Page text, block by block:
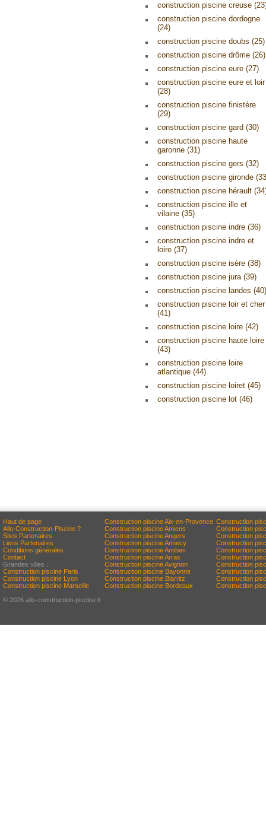
construction piscine creuse
construction piscine dordogne
(24)
construction piscine doubs (25)
construction piscine drôme (26)
construction piscine eure (27)
construction piscine eure et loir
(28)
construction piscine finistère
(29)
construction piscine gard (30)
construction piscine haute
garonne (31)
construction piscine gers (32)
construction piscine gironde
construction piscine hérault
construction piscine ille et
vilaine (35)
construction piscine indre (36)
construction piscine indre et
loire (37)
construction piscine isère (38)
construction piscine jura (39)
construction piscine landes (40)
construction piscine loir et cher
(41)
construction piscine loire (42)
construction piscine haute loire
(43)
construction piscine loire
atlantique (44)
construction piscine loiret (45)
construction piscine lot (46)
Haut de page
Allo-Construction-Piscine ?
Sites Partenaires
Liens Partenaires
Conditions générales
Contact
Grandes villes :
Construction piscine Paris
Construction piscine Lyon
Construction piscine Marseille
© 2026 allo-construction-piscine.fr
Construction piscine Aix-en-Provence
Construction piscine Amiens
Construction piscine Angers
Construction piscine Annecy
Construction piscine Antibes
Construction piscine Arras
Construction piscine Avignon
Construction piscine Bayonne
Construction piscine Biarritz
Construction piscine Bordeaux
Construction
Construction
Construction
Construction
Construction
Construction
Construction
Construction
Construction
Construction